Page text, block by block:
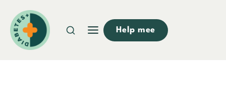
naar
inhoud
Help mee